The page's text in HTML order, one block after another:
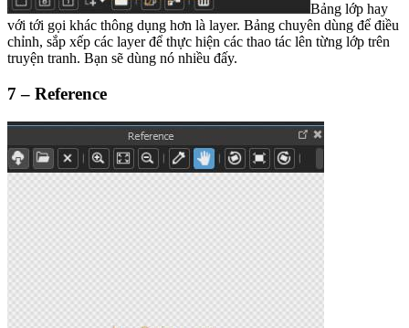
Bảng lớp hay
với tới gọi khác thông dụng hơn là layer. Bảng chuyên dùng để điều
chỉnh, sắp xếp các layer để thực hiện các thao tác lên từng lớp trên
truyện tranh. Bạn sẽ dùng nó nhiều đấy.
7 – Reference